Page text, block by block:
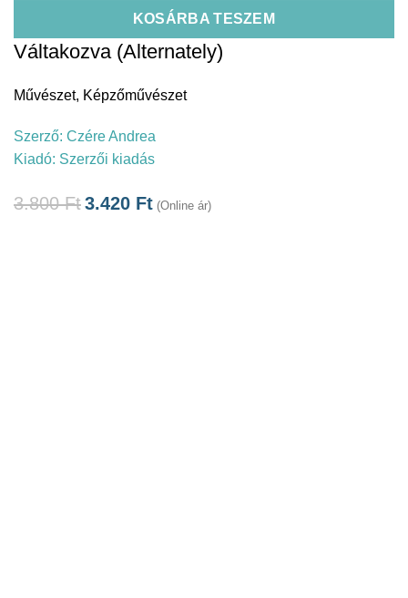
KOSÁRBA TESZEM
Váltakozva (Alternately)
Művészet, Képzőművészet
Szerző: Czére Andrea
Kiadó: Szerzői kiadás
3.800Ft3.420 Ft (Online ár)